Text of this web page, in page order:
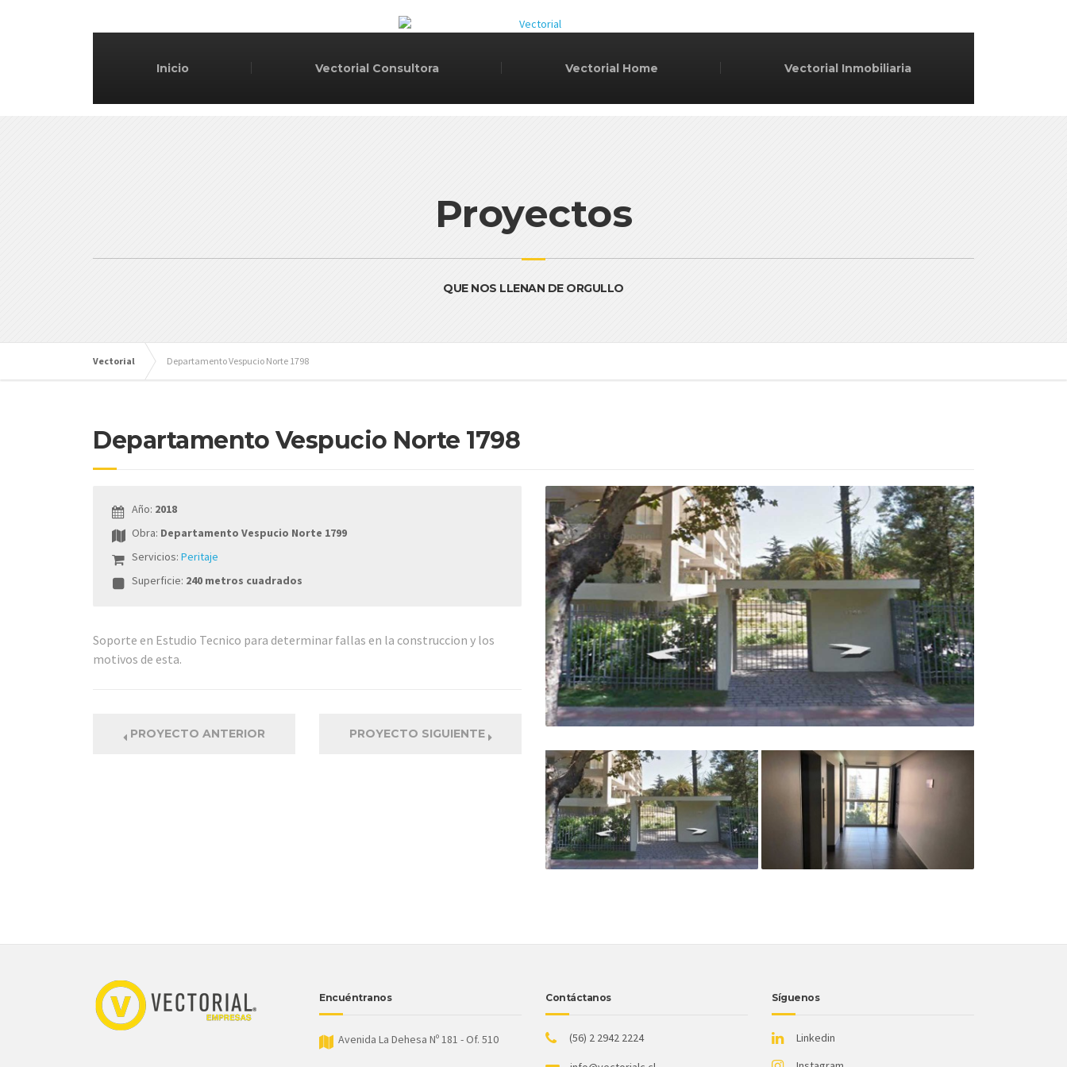
Inicio Vectorial Consultora Vectorial Home Vectorial Inmobiliaria
Proyectos
QUE NOS LLENAN DE ORGULLO
Vectorial Departamento Vespucio Norte 1798
Departamento Vespucio Norte 1798
Año: 2018
Obra: Departamento Vespucio Norte 1799
Servicios: Peritaje
Superficie: 240 metros cuadrados
Soporte en Estudio Tecnico para determinar fallas en la construccion y los
motivos de esta.
PROYECTO ANTERIOR PROYECTO SIGUIENTE
Encuéntranos
Avenida La Dehesa Nº 181 - Of. 510
Contáctanos
(56) 2 2942 2224
Síguenos
Linkedin